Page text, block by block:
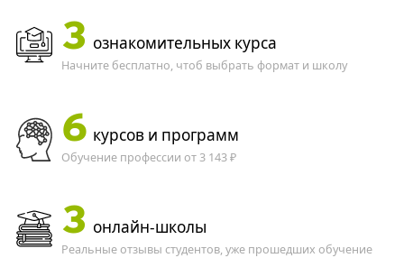
3 ознакомительных курса
Начните бесплатно, чтоб выбрать формат и школу
6 курсов и программ
Обучение профессии от 3 143 ₽
3 онлайн-школы
Реальные отзывы студентов, уже прошедших обучение